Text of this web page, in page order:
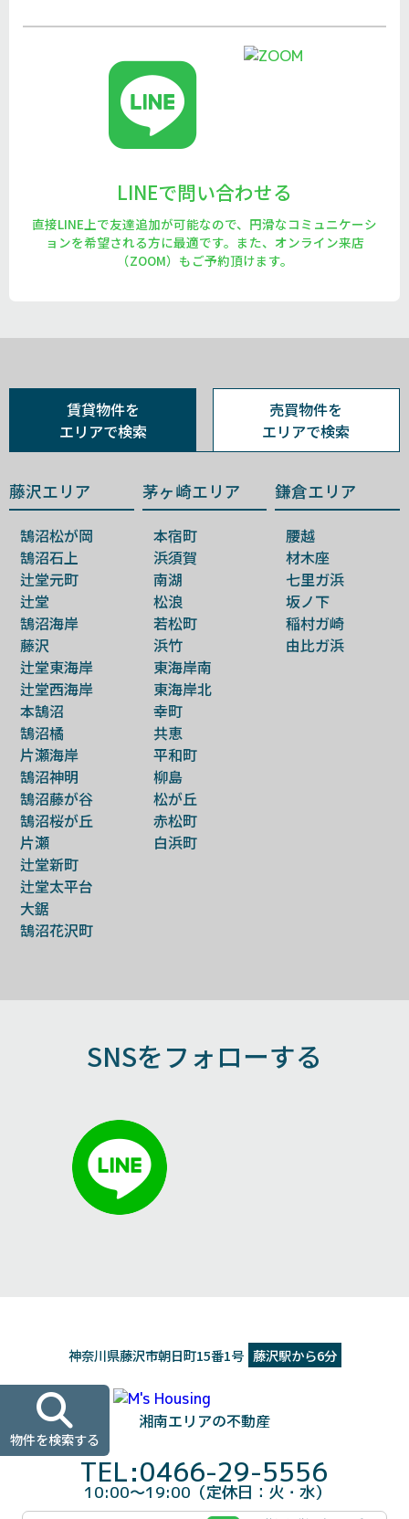
LINEで問い合わせる
直接LINE上で友達追加が可能なので、円滑なコミュニケーシ
ョンを希望される方に最適です。また、オンライン来店
（ZOOM）もご予約頂けます。
賃貸物件を
エリアで検索
売買物件を
エリアで検索
藤沢エリア
鵠沼松が岡
鵠沼石上
辻堂元町
辻堂
鵠沼海岸
藤沢
辻堂東海岸
辻堂西海岸
本鵠沼
鵠沼橘
片瀬海岸
鵠沼神明
鵠沼藤が谷
鵠沼桜が丘
片瀬
辻堂新町
辻堂太平台
大鋸
鵠沼花沢町
茅ヶ崎エリア
本宿町
浜須賀
南湖
松浪
若松町
浜竹
東海岸南
東海岸北
幸町
共恵
平和町
柳島
松が丘
赤松町
白浜町
鎌倉エリア
腰越
材木座
七里ガ浜
坂ノ下
稲村ガ崎
由比ガ浜
SNSをフォローする
湘南エリアの不動産
神奈川県藤沢市朝日町15番1号 藤沢駅から6分
TEL:0466-29-5556
10:00～19:00（定休日：火・水）
物件を検索する